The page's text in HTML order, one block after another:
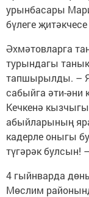
урынбасары
бүлеге
Әхмәтовларга
турындагы
тапшырылды. –
сабыйга әти-әни
Кечкенә
абыйларының
кадерле оныгы
түгәрәк булсын!
4 гыйнварда
Мөслим